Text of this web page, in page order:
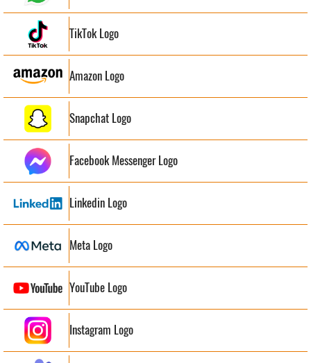
TikTok Logo
Amazon Logo
Snapchat Logo
Facebook Messenger Logo
Linkedin Logo
Meta Logo
YouTube Logo
Instagram Logo